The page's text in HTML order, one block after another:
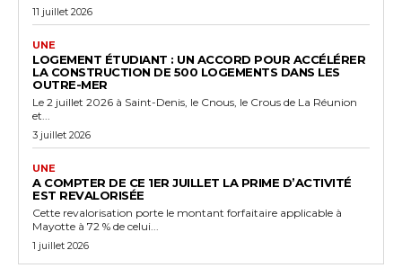
11 juillet 2026
UNE
LOGEMENT ÉTUDIANT : UN ACCORD POUR ACCÉLÉRER
LA CONSTRUCTION DE 500 LOGEMENTS DANS LES
OUTRE-MER
Le 2 juillet 2026 à Saint-Denis, le Cnous, le Crous de La Réunion
et...
3 juillet 2026
UNE
A COMPTER DE CE 1ER JUILLET LA PRIME D’ACTIVITÉ
EST REVALORISÉE
Cette revalorisation porte le montant forfaitaire applicable à
Mayotte à 72 % de celui...
1 juillet 2026